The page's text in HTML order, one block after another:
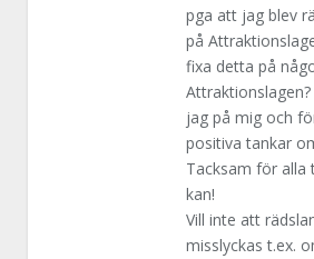
pga att jag blev
på
fixa detta på
jag på mig och
positiva tankar
Tacksam för alla
kan!
Vill inte att
misslyckas t.ex.